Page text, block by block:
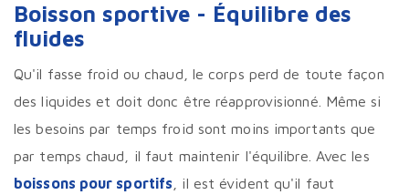
Boisson sportive - Équilibre des
fluides
Qu'il fasse froid ou chaud, le corps perd de toute façon
des liquides et doit donc être réapprovisionné. Même si
les besoins par temps froid sont moins importants que
par temps chaud, il faut maintenir l'équilibre. Avec les
boissons pour sportifs , il est évident qu'il faut